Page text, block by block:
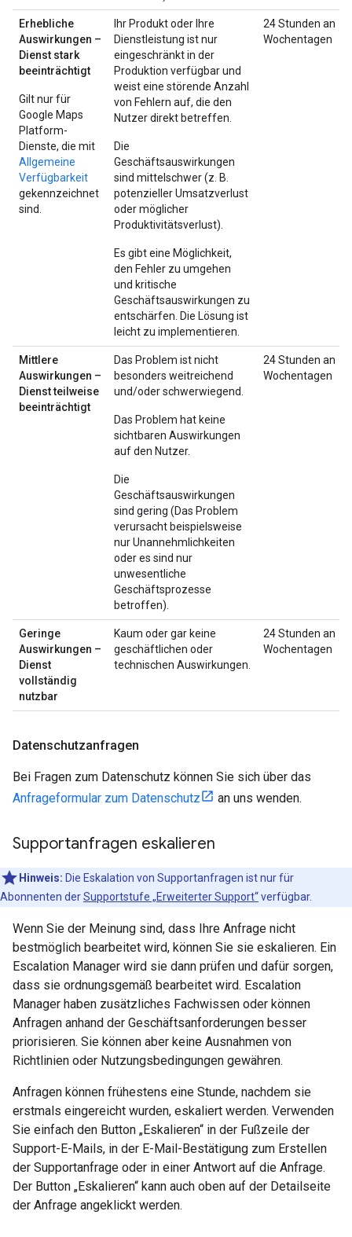
Erhebliche
Auswirkungen –
Dienst stark
beeinträchtigt
Gilt nur für
Google Maps
Platform-
Dienste, die mit
Allgemeine
Verfügbarkeit
gekennzeichnet
sind.
Ihr Produkt oder Ihre
Dienstleistung ist nur
eingeschränkt in der
Produktion verfügbar und
weist eine störende Anzahl
von Fehlern auf, die den
Nutzer direkt betreffen.
Die
Geschäftsauswirkungen
sind mittelschwer (z. B.
potenzieller Umsatzverlust
oder möglicher
Produktivitätsverlust).
Es gibt eine Möglichkeit,
den Fehler zu umgehen
und kritische
Geschäftsauswirkungen zu
entschärfen. Die Lösung ist
leicht zu implementieren.
24 Stunden an
Wochentagen
Mittlere
Auswirkungen –
Dienst teilweise
beeinträchtigt
Das Problem ist nicht
besonders weitreichend
und/oder schwerwiegend.
Das Problem hat keine
sichtbaren Auswirkungen
auf den Nutzer.
Die
Geschäftsauswirkungen
sind gering (Das Problem
verursacht beispielsweise
nur Unannehmlichkeiten
oder es sind nur
unwesentliche
Geschäftsprozesse
betroffen).
24 Stunden an
Wochentagen
Geringe
Auswirkungen –
Dienst
vollständig
nutzbar
Kaum oder gar keine
geschäftlichen oder
technischen Auswirkungen.
24 Stunden an
Wochentagen
Datenschutzanfragen
Bei Fragen zum Datenschutz können Sie sich über das
Anfrageformular zum Datenschutz
an uns wenden.
Supportanfragen eskalieren
Hinweis: Die Eskalation von Supportanfragen ist nur für
Abonnenten derSupportstufe „Erweiterter Support“verfügbar.
Wenn Sie der Meinung sind, dass Ihre Anfrage nicht
bestmöglich bearbeitet wird, können Sie sie eskalieren. Ein
Escalation Manager wird sie dann prüfen und dafür sorgen,
dass sie ordnungsgemäß bearbeitet wird. Escalation
Manager haben zusätzliches Fachwissen oder können
Anfragen anhand der Geschäftsanforderungen besser
priorisieren. Sie können aber keine Ausnahmen von
Richtlinien oder Nutzungsbedingungen gewähren.
Anfragen können frühestens eine Stunde, nachdem sie
erstmals eingereicht wurden, eskaliert werden. Verwenden
Sie einfach den Button „Eskalieren“ in der Fußzeile der
Support-E-Mails, in der E-Mail-Bestätigung zum Erstellen
der Supportanfrage oder in einer Antwort auf die Anfrage.
Der Button „Eskalieren“ kann auch oben auf der Detailseite
der Anfrage angeklickt werden.